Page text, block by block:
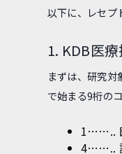
以下に、レセプ
1. KDB医
まずは、研究
で始まる9桁の
1……..
4……..